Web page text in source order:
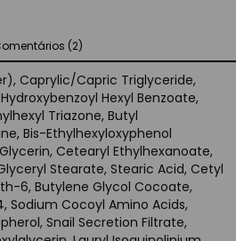
(2)
Caprylic/Capric Triglyceride,
Hexyl Benzoate,
Triazone, Butyl
Bis-Ethylhexyloxyphenol
Cetearyl Ethylhexanoate,
Stearate, Stearic Acid, Cetyl
6, Butylene Glycol Cocoate,
Sodium Cocoyl Amino Acids,
Snail Secretion Filtrate,